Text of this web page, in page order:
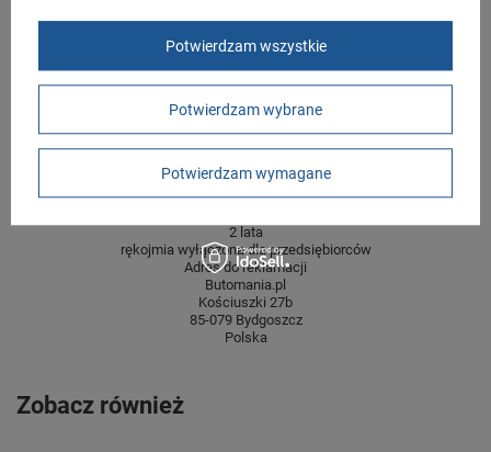
Szerokość towaru w
20
Więcej
GWARANCJA
2 lata
rękojmia wyłączona dla przedsiębiorców
Adres do reklamacji
Butomania.pl
Kościuszki 27b
85-079 Bydgoszcz
Polska
Zobacz również
Potwierdzam wybrane
Potwierdzam wymagane
Potwierdzam wszystkie